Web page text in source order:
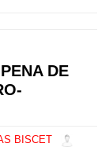
DE
BISCET